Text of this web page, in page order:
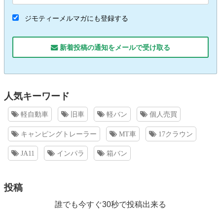
ジモティーメルマガにも登録する
新着投稿の通知をメールで受け取る
人気キーワード
軽自動車 旧車 軽バン 個人売買
キャンピングトレーラー MT車 17クラウン
JA11 インパラ 箱バン
投稿
誰でも今すぐ30秒で投稿出来る